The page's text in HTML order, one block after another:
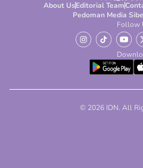
About UsEditorial Team
Pedoman Media
Follow
© 2026 IDN. All